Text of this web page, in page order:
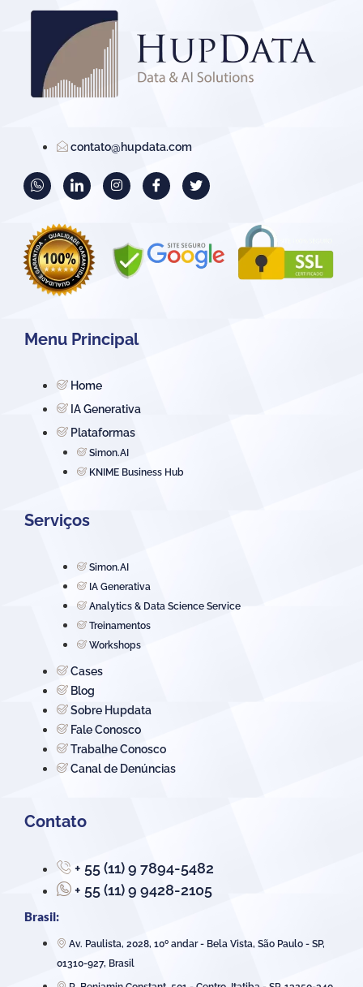
contato@hupdata.com
Menu Principal
Home
IA Generativa
Plataformas
Simon.AI
KNIME Business Hub
Serviços
Simon.AI
IA Generativa
Analytics & Data Science Service
Treinamentos
Workshops
Cases
Blog
Sobre Hupdata
Fale Conosco
Trabalhe Conosco
Canal de Denúncias
Contato
+ 55 (11) 9 7894-5482
+ 55 (11) 9 9428-2105
Brasil:
Av. Paulista, 2028, 10º andar - Bela Vista, São Paulo - SP,
01310-927, Brasil